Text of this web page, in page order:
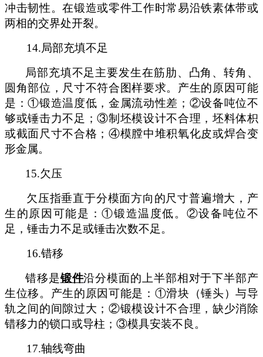
冲击韧性。在锻造或零件工作时常易沿铁素体带或
两相的交界处开裂。
14.局部充填不足
局部充填不足主要发生在筋肋、凸角、转角、
圆角部位，尺寸不符合图样要求。 产生的原因可能
是：①锻造温度低，金属流动性差；②设备吨位不
够或锤击力不足； ③制坯模设计不合理，坯料体枳
或截面尺寸不合格；④模膛中堆积氧化皮或焊合变
形金属。
15.欠压
欠压指垂直于分模面方向的尺寸普遍增大，产
生 的原因可能是：①锻造温度低。 ②设备吨位不
足，锤击力不足或锤击次数不足。
16.错移
错移是锻件沿分模面的上半部相对于下半部产
生位移。产生的原因可能是：①滑块（锤头）与导
轨之间的间隙过大；②锻模设计不合理，缺少消除
错移力的锁口或导柱；③模具安装不良 。
17.轴线弯曲